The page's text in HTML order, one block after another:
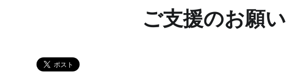
ご支援のお願い